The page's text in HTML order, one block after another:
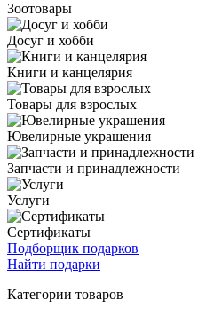
Зоотовары
Досуг и хобби
Книги и канцелярия
Товары для взрослых
Ювелирные украшения
Запчасти и принадлежности
Услуги
Сертификаты
Подборщик подарков
Найти подарки
Категории товаров